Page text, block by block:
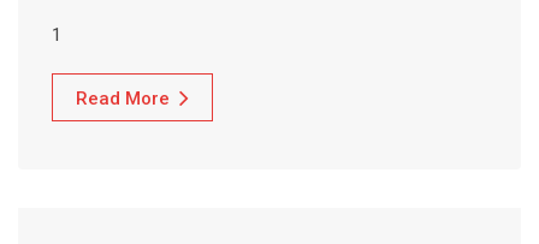
1
Read More